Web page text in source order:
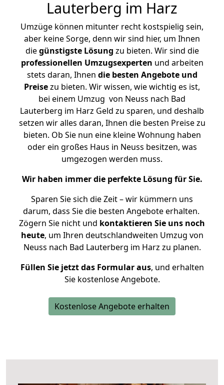
Lauterberg im Harz
Umzüge können mitunter recht kostspielig sein,
aber keine Sorge, denn wir sind hier, um Ihnen
diegünstigste Lösung zu bieten. Wir sind die
professionellen Umzugsexperten und arbeiten
stets daran, Ihnen die besten Angebote und
Preisezu bieten. Wir wissen, wie wichtig es ist,
bei einem Umzug von Neuss nach Bad
Lauterberg im Harz Geld zu sparen, und deshalb
setzen wir alles daran, Ihnen die besten Preise zu
bieten. Ob Sie nun eine kleine Wohnung haben
oder ein großes Haus in Neuss besitzen, was
umgezogen werden muss.
Wir haben immer die perfekte Lösung für Sie.
Sparen Sie sich die Zeit – wir kümmern uns
darum, dass Sie die besten Angebote erhalten.
Zögern Sie nicht und kontaktieren Sie uns noch
heute, um Ihren deutschlandweiten Umzug von
Neuss nach Bad Lauterberg im Harz zu planen.
Füllen Sie jetzt das Formular aus, und erhalten
Sie kostenlose Angebote.
Kostenlose Angebote erhalten